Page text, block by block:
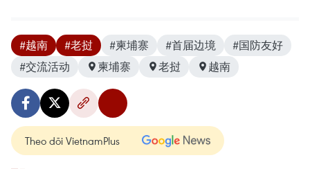
#越南 #老挝 #柬埔寨 #首届边境
#国防友好
#交流活动
柬埔寨 老挝 越南
Theo dõi VietnamPlus